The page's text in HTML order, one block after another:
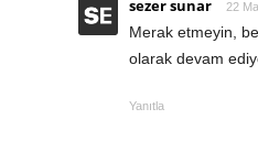
sezer sunar 22
Merak etmeyin,
olarak devam
Yanıtla